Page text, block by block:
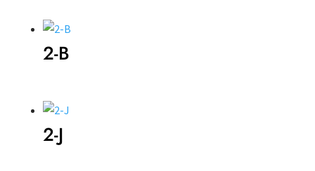
2-B
2-J